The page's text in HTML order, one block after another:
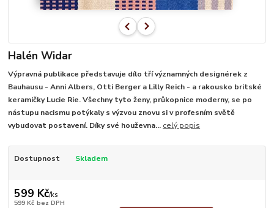
Halén Widar
Výpravná publikace představuje dílo tří významných designérek z
Bauhausu - Anni Albers, Otti Berger a Lilly Reich - a rakousko britské
keramičky Lucie Rie. Všechny tyto ženy, průkopnice moderny, se po
nástupu nacismu potýkaly s výzvou znovu si v profesním světě
vybudovat postavení. Díky své houževna... celý popis
Dostupnost Skladem
599 Kč/ks
599 Kč bez DPH